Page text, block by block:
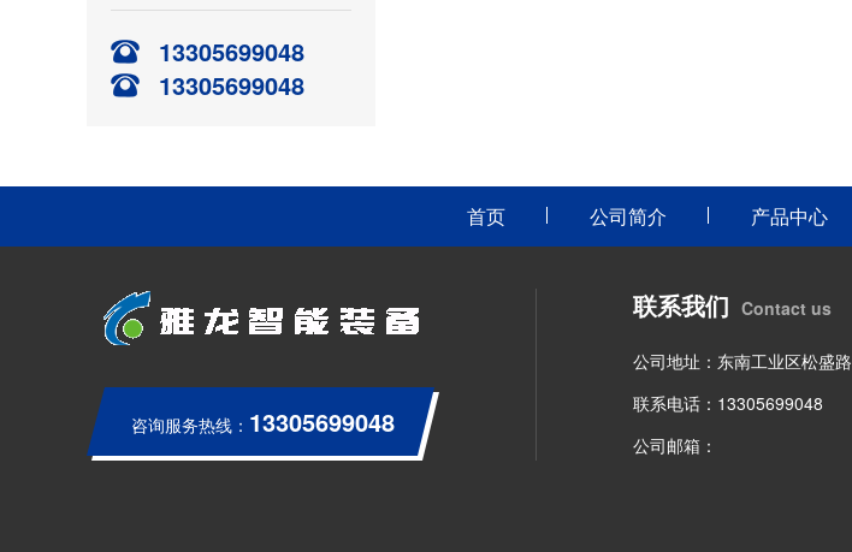
13305699048
13305699048
首页 公司简介 产品中心
咨询服务热线： 13305699048
联系我们 Contact us
公司地址：东南工业区松盛路
联系电话：13305699048
公司邮箱：